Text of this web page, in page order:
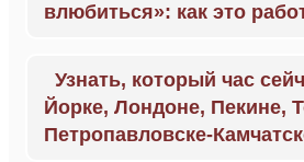
влюбиться»: как это
Узнать, который час
Йорке, Лондоне, Пекине,
Петропавловске-